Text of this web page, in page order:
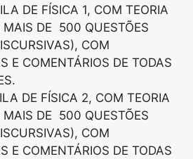
DE FÍSICA 1, COM TEORIA
MAIS DE 500 QUESTÕES
COM
E COMENTÁRIOS DE TODAS
DE FÍSICA 2, COM TEORIA
MAIS DE 500 QUESTÕES
COM
E COMENTÁRIOS DE TODAS